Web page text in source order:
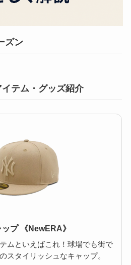
ズン
テム・グッズ紹介
プ 《NewERA》
ムといえばこれ！球場でも街で
スタイリッシュなキャップ。